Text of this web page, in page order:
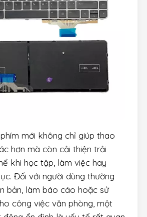
mới không chỉ giúp thao
hơn mà còn cải thiện trải
khi học tập, làm việc hay
Đối với người dùng thường
bản, làm báo cáo hoặc sử
công việc văn phòng, một